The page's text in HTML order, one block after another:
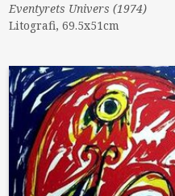
Eventyrets Univers (1974)
Litografi, 69.5x51cm